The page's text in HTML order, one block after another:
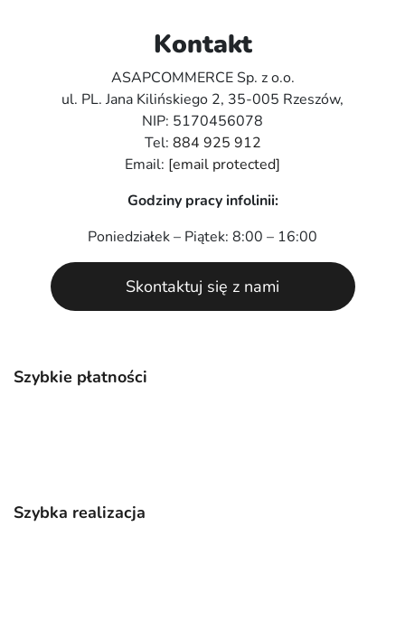
Szybkie płatności
Szybka realizacja
Kontakt
ASAPCOMMERCE Sp. z o.o.
ul. PL. Jana Kilińskiego 2, 35-005 Rzeszów,
NIP: 5170456078
Tel: 884 925 912
Email: [email protected]
Godziny pracy infolinii:
Poniedziałek – Piątek: 8:00 – 16:00
Skontaktuj się z nami